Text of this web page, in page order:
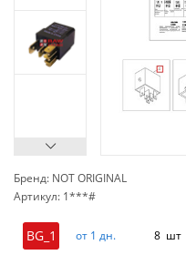
Бренд: NOT ORIGINAL
Артикул: 1***#
BG_1 от 1 дн. 8 шт